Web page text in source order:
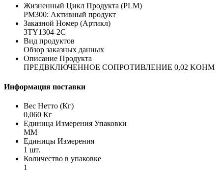
Жизненный Цикл Продукта (PLM)
PM300: Активный продукт
Заказной Номер (Артикл)
3TY1304-2C
Вид продуктов
Обзор заказных данных
Описание Продукта
ПРЕДВКЛЮЧЕННОЕ СОПРОТИВЛЕНИЕ 0,02 KOHM
Информация поставки
Вес Нетто (Кг)
0,060 Кг
Единица Измерения Упаковки
MM
Единицы Измерения
1 шт.
Количество в упаковке
1